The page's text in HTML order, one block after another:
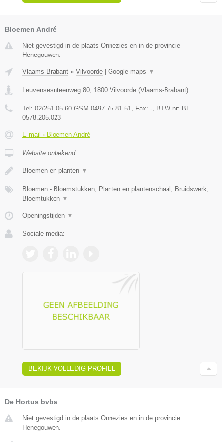
Bloemen André
Niet gevestigd in de plaats Onnezies en in de provincie
Henegouwen.
Vlaams-Brabant » Vilvoorde | Google maps ▼
Leuvensesnteenweg 80 1800 Vilvoorde (Vlaams-Brabant)
Tel: 02/251.05.60 GSM 0497.75.81.51 , Fax: - , BTW-nr: BE
0578.205.023
E-mail › Bloemen André
Website onbekend
Bloemen en planten ▼
Bloemen - Bloemstukken, Planten en plantenschaal, Bruidswerk,
Bloemtukken ▼
Openingstijden ▼
Sociale media:
BEKIJK VOLLEDIG PROFIEL
De Hortus bvba
Niet gevestigd in de plaats Onnezies en in de provincie
Henegouwen.